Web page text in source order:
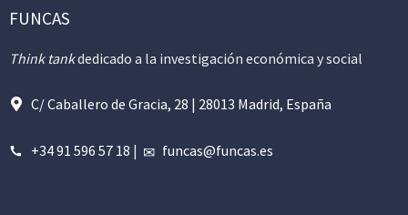
FUNCAS
Think tankdedicado a la investigación económica y social
C/ Caballero de Gracia, 28 | 28013 Madrid, España
+34 91 596 57 18 | funcas@funcas.es